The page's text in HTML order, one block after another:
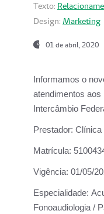
Texto:
Design: Marketing
01 de abril, 2020
Informamos o
atendimentos aos
Intercâmbio
Prestador: Clínica
Matrícula:
Vigência: 01/05/
Especialidade:
Fonoaudiologia /